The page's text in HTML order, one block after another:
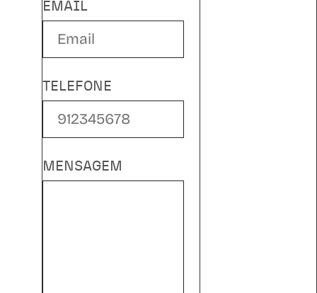
EMAIL
TELEFONE
MENSAGEM